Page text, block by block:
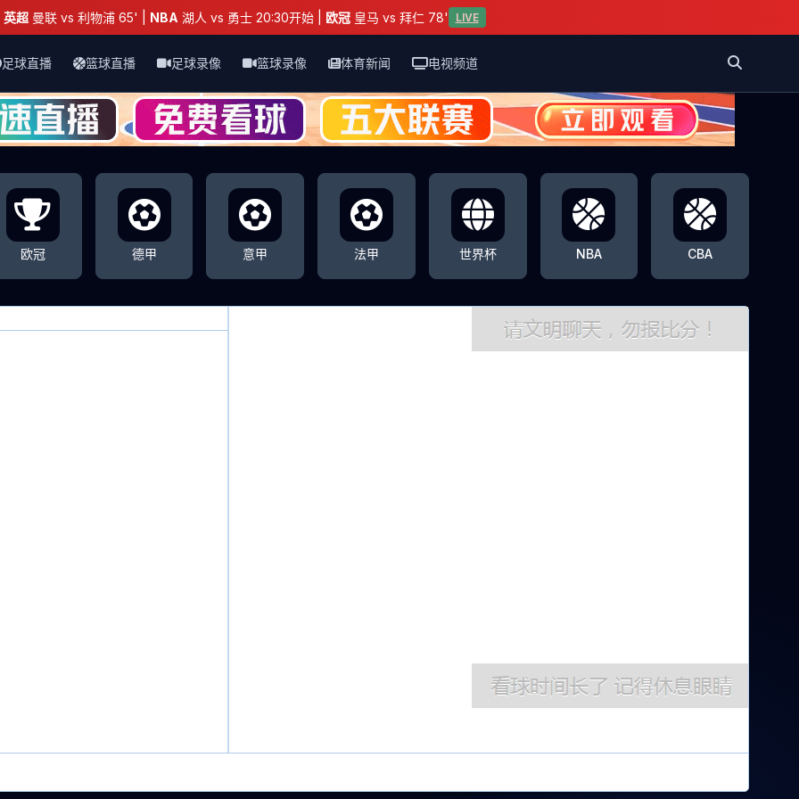
英超曼联 vs 利物浦 65' | NBA 湖人 vs 勇士 20:30开始 | 欧冠皇马 vs 拜仁 78' LIVE
足球直播 篮球直播 足球录像 篮球录像 体育新闻 电视频道
欧冠 德甲 意甲 法甲 世界杯 NBA CBA